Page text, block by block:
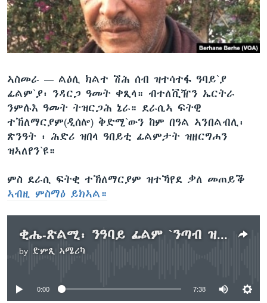
ቂሔ ጽልሚ
ቋንቋታት
ኣስመራ — ልዕሊ ክልተ ሽሕ ሰብ ዝተሳተፋ ዓባይ`ያ
ፊልም`ያ፡ ንዳርጋ ዓመት ቀጺላ። ብተለቪዥን ኤርትራ
ንምሉእ ዓመት ትዝርጋሕ ኔራ። ደራሲኣ ፍትዊ
ተኽለማርያም(ዲሰሎ) ቅድሚ`ውን ከም በዓል ኣንበልብሊ፡
ጽንዓት ፡ ሕድሪ ዝበላ ዓበይቲ ፊልምታት ዝዘርግሐን
ዝኣለየን`ዩ።
ምስ ደራሲ ፍትቂ ተኽለማርያም ዝተኻየደ ቃለ መጠይቕ
ኣብዚ ምስማዕ ይክኣል።
ቂሔ-ጽልሚ፡ ንዓባይ ፊልም `ንጣብ ዝኽሪ ዘመን` ትጥምት
by ድምጺ ኣሜሪካ
No media source currently available
0:00 7:38